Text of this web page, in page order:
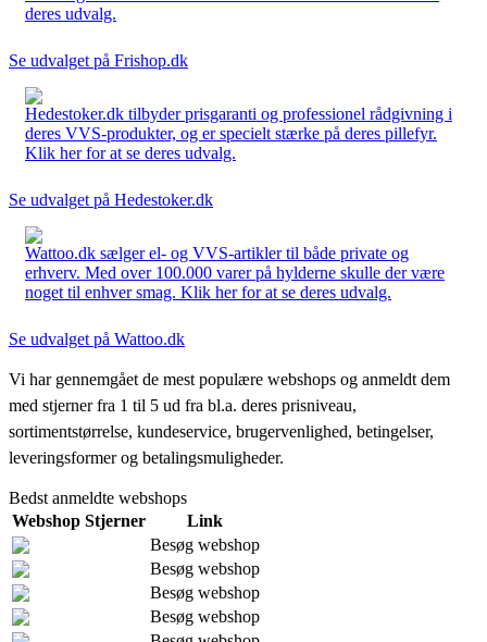
deres udvalg.
Se udvalget på Frishop.dk
Hedestoker.dk tilbyder prisgaranti og professionel rådgivning i
deres VVS-produkter, og er specielt stærke på deres pillefyr.
Klik her for at se deres udvalg.
Se udvalget på Hedestoker.dk
Wattoo.dk sælger el- og VVS-artikler til både private og
erhverv. Med over 100.000 varer på hylderne skulle der være
noget til enhver smag. Klik her for at se deres udvalg.
Se udvalget på Wattoo.dk
Vi har gennemgået de mest populære webshops og anmeldt dem
med stjerner fra 1 til 5 ud fra bl.a. deres prisniveau,
sortimentstørrelse, kundeservice, brugervenlighed, betingelser,
leveringsformer og betalingsmuligheder.
Bedst anmeldte webshops
Webshop Stjerner
Link
Besøg webshop
Besøg webshop
Besøg webshop
Besøg webshop